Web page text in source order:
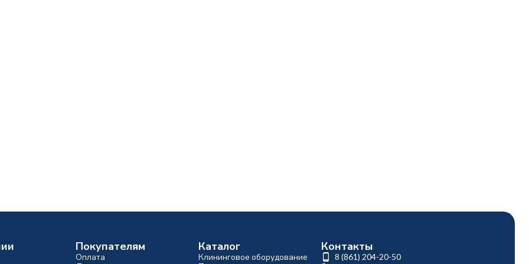
Покупателям
Оплата
Каталог
Клининговое оборудование
Контакты
8 (861) 204-20-50